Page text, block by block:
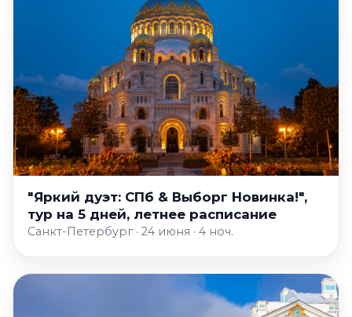
"Яркий дуэт: СПб & Выборг Новинка!",
тур на 5 дней, летнее расписание
Санкт-Петербург · 24 июня · 4 ноч.